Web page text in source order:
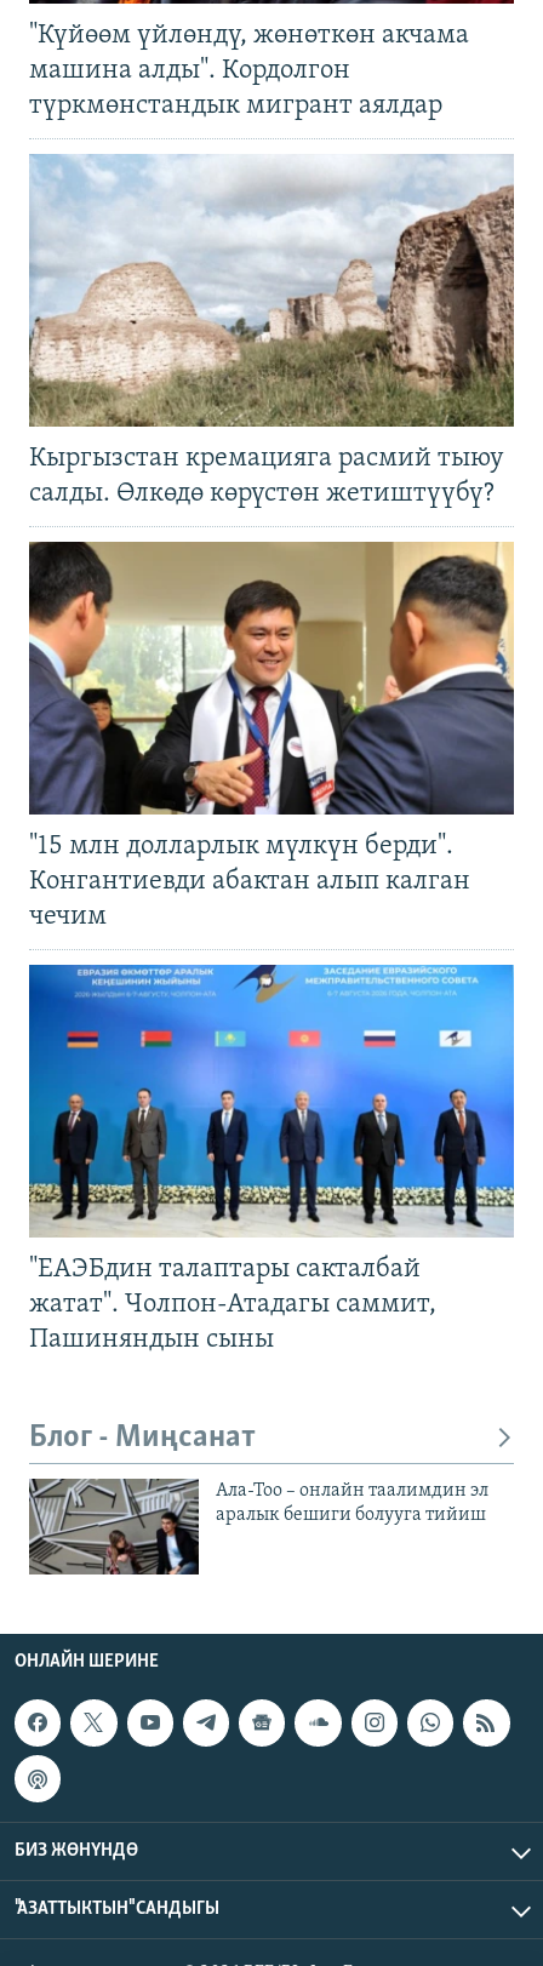
"Күйөөм үйлөндү, жөнөткөн акчама
машина алды". Кордолгон
түркмөнстандык мигрант аялдар
Кыргызстан кремацияга расмий тыюу
салды. Өлкөдө көрүстөн жетиштүүбү?
"15 млн долларлык мүлкүн берди".
Конгантиевди абактан алып калган
чечим
"ЕАЭБдин талаптары сакталбай
жатат". Чолпон-Атадагы саммит,
Пашиняндын сыны
Блог - Миңсанат
Ала-Тоо – онлайн таалимдин эл
аралык бешиги болууга тийиш
ОНЛАЙН ШЕРИНЕ
БИЗ ЖӨНҮНДӨ
"АЗАТТЫКТЫН" САНДЫГЫ